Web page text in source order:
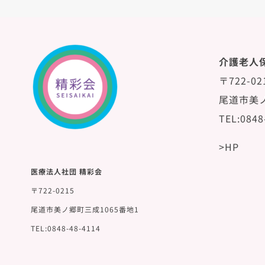
医療法人社団 精彩会
〒722-0215
尾道市美ノ郷町三成1065番地1
TEL:0848-48-4114
介護老人
〒722-
尾道市美
>HP